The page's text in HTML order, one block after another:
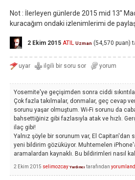
Not : İlerleyen günlerde 2015 mid 13''
kuracağım ondaki izlenimlerimi de
2 Ekim 2015 ATIL Uzman (54,570 puan)
Yosemite'ye geçişimden sonra ciddi
Çok fazla takılmalar, donmalar, geç cevap
sorunu yaşar olmuştum. Wi-Fi sorunu da
bahsettiğiniz gibi fazlasıyla atak ve hızlı.
ilaç gibi!
Yalnız şöyle bir sorunum var, El Capitan'dan
yeni bildirim gözüküyor. Muhtemelen
aramalardan kaynaklı. Bu bildirimleri nasıl
2 Ekim 2015 selimozcay Yardımcı tarafından